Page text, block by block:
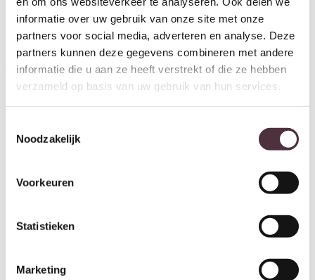
informatie over uw gebruik van onze site met onze
partners voor social media, adverteren en analyse. Deze
partners kunnen deze gegevens combineren met andere
informatie die u aan ze heeft verstrekt of die ze hebben
verzameld op basis van uw gebruik van hun services.
Noodzakelijk
Voorkeuren
Statistieken
Marketing
Richmond Interiors Klok Zane
gold
239,00
Richmond Interiors Klok Mace
gold
€239,00
Richmond Interiors Klok Chasin
Richmond Interiors Klok